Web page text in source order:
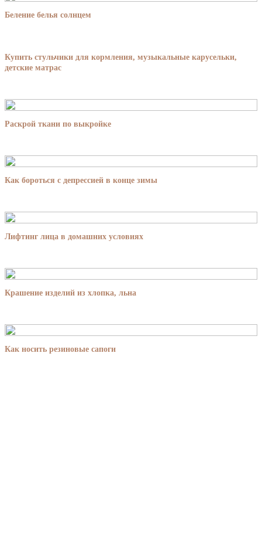
Беление белья солнцем
Купить стульчики для кормления, музыкальные карусельки,
детские матрас
Раскрой ткани по выкройке
Как бороться с депрессией в конце зимы
Лифтинг лица в домашних условиях
Крашение изделий из хлопка, льна
Как носить резиновые сапоги